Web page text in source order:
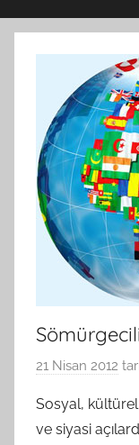
21 Nisan 2012
Sosyal,
ve siyasi